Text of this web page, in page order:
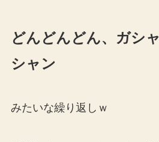
どんどんどん、ガシ
シャン
みたいな繰り返しｗ